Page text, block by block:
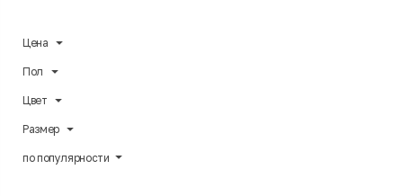
Цена
Пол
Цвет
Размер
по популярности